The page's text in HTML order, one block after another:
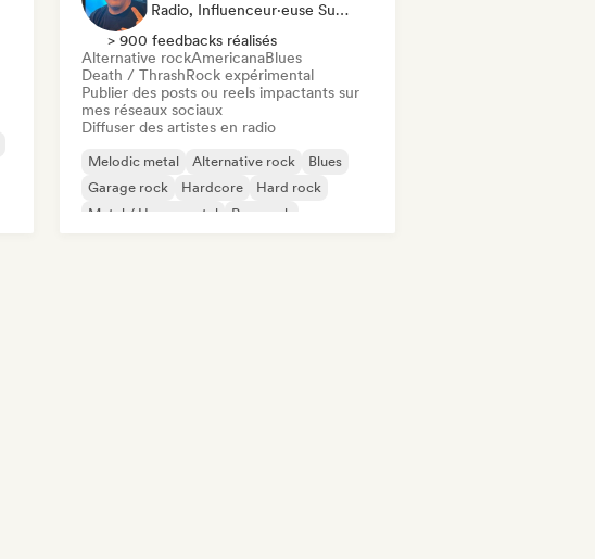
Radio, Influenceur·euse Sur Les Réseaux Sociaux
> 900 feedbacks réalisés
Alternative rockAmericanaBlues
Death / ThrashRock expérimental
Publier des posts ou reels impactants sur
mes réseaux sociaux
Diffuser des artistes en radio
Melodic metal Alternative rock
Blues
Garage rock
Hardcore
Hard rock
Metal / Heavy metal
Pop punk